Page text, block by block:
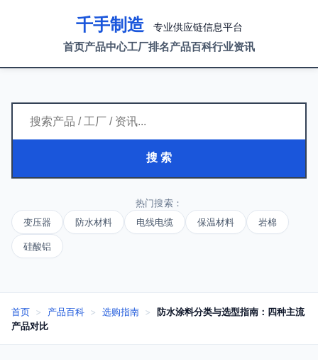
千手制造 专业供应链信息平台
首页产品中心工厂排名产品百科行业资讯
搜 索
热门搜索：
变压器
防水材料 电线电缆 保温材料 岩棉
硅酸铝
首页 > 产品百科 > 选购指南 >
防水涂料分类与选型指南：四种主流
产品对比